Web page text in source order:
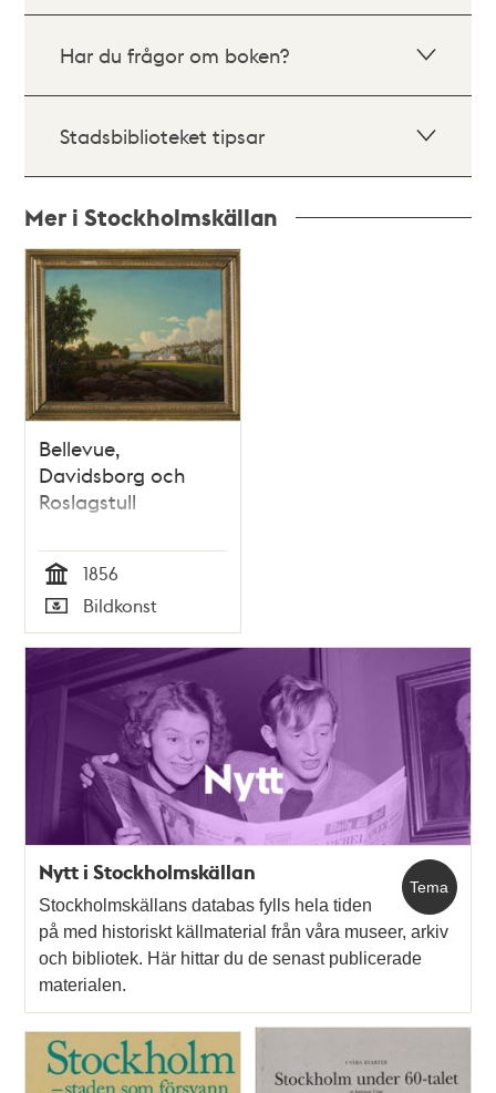
Har du frågor om boken?
Stadsbiblioteket tipsar
Mer i Stockholmskällan
Relaterade
poster
och
teman
Bellevue,
Davidsborg och
Roslagstull
Tid
1856
Typ
Bildkonst
Tema
Nytt i Stockholmskällan
Stockholmskällans databas fylls hela tiden
på med historiskt källmaterial från våra museer, arkiv
och bibliotek. Här hittar du de senast publicerade
materialen.